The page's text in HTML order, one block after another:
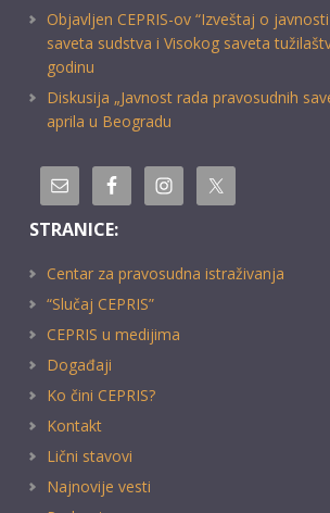
Objavljen CEPRIS-ov “Izveštaj o
saveta sudstva i Visokog saveta
godinu
Diskusija „Javnost rada pravosudnih
aprila u Beogradu
STRANICE:
Centar za pravosudna istraživanja
“Slučaj CEPRIS”
CEPRIS u medijima
Događaji
Ko čini CEPRIS?
Kontakt
Lični stavovi
Najnovije vesti